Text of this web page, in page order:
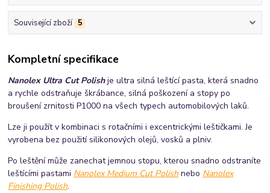
Související zboží 5
Kompletní specifikace
Nanolex Ultra Cut Polishje ultra silná leštící pasta, která snadno
a rychle odstraňuje škrábance, silná poškození a stopy po
broušení zrnitosti P1000 na všech typech automobilových laků.
Lze ji použít v kombinaci s rotačními i excentrickými leštičkami. Je
vyrobena bez použití silikonových olejů, vosků a plniv.
Po leštění může zanechat jemnou stopu, kterou snadno odstraníte
leštícími pastami Nanolex Medium Cut Polish nebo Nanolex
Finishing Polish.